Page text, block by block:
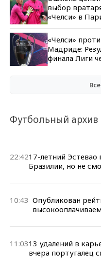
выбор
«Челси» в
«Челси»
Мадриде:
финала Лиги
Футбольный архив
22:4217-летний
Бразилии, но не
10:43 Опубликован
11:0313 удалений в
вчера португалец